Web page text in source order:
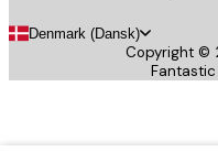
Denmark (Dansk)
Copyright ©
Fantastic